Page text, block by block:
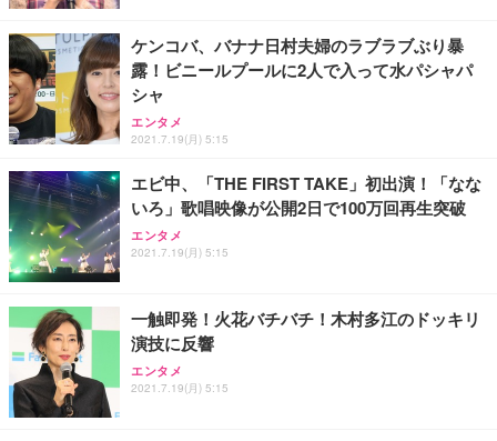
務用 おしゃれ パソコンチェア (ホワイト)
ANDWINT オフィスチェア デスクチェア 肘なし メ
ッシュ 通気性 ランバーサポート付き 腰サポート ガ
ス圧無段階昇降 360度回転 キャスター付き コンパク
ト 幅52×奥行58.5×高さ84～96cm テレワーク 在宅
￥4,139
【MiniLED/24.5inch/280Hz/FHD】GRAPHT THE S
HOOTER Gaming Monitor 24” Essential ゲーミン
グモニター QD 24.5インチ 1ms FHD 量子ドット 残
像低減 (3年保証 | 輝点保証 | 日本メーカー)
￥34,980
アイリスオーヤマ ペットシーツ 超厚型 お徳用 レギ
ュラー 200枚入【Amazon.co.jp限定】
￥3,731
ケンコバ、バナナ日村夫婦のラブラブぶり暴
露！ビニールプールに2人で入って水パシャパ
シャ
エンタメ
2021.7.19(月) 5:15
エビ中、「THE FIRST TAKE」初出演！「なな
いろ」歌唱映像が公開2日で100万回再生突破
エンタメ
2021.7.19(月) 5:15
一触即発！火花バチバチ！木村多江のドッキリ
演技に反響
エンタメ
2021.7.19(月) 5:15